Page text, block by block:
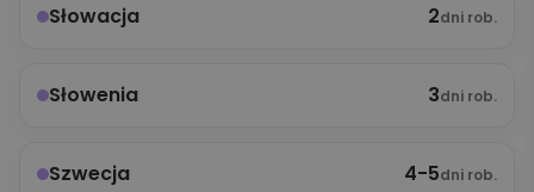
Słowacja 2dni rob.
Słowenia 3dni rob.
Szwecja 4-5dni rob.